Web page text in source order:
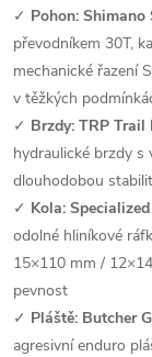
✓ Pohon: Shimano
převodníkem 30T,
mechanické řazení
v těžkých
✓ Brzdy: TRP Trail
hydraulické brzdy
dlouhodobou
✓ Kola:
odolné hliníkové
15×110 mm /
pevnost
✓ Pláště: Butcher
agresivní enduro